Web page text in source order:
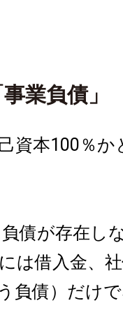
業負債」
資本100％
債が存在し
は借入金、
負債）だけ